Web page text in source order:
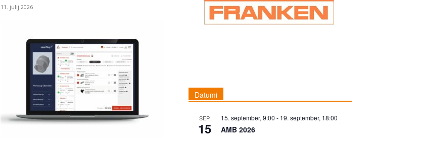
11. julij 2026
Datumi
SEP.
15
15. september, 9:00 - 19. september, 18:00
AMB 2026